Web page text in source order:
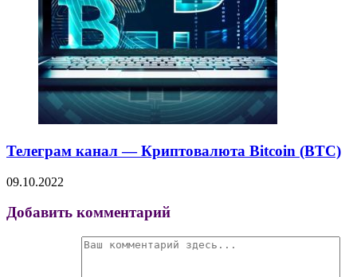
Телеграм канал — Криптовалюта Bitcoin (BTC)
09.10.2022
Добавить комментарий